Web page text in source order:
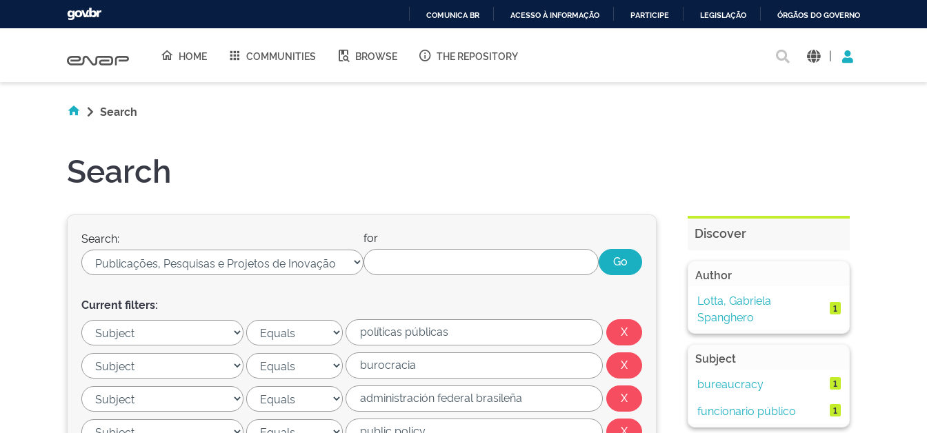
O
COMUNICA BR ACESSO À INFORMAÇÃO PARTICIPE LEGISLAÇÃO ÓRGÃOS DO GOVERNO
HOME COMMUNITIES BROWSE THE REPOSITORY |
Search
Search
Search: for
Current filters:
Discover
Author
Lotta, Gabriela
Spanghero
1
Subject
bureaucracy
1
funcionario público 1